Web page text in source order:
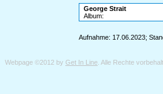
George Strait
Album:
Aufnahme: 17.06.2023;
Webpage ©2012 by Get In Line . Alle Rechte